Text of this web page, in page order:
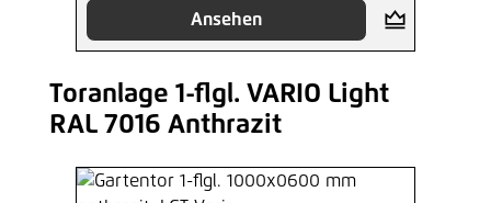
Ansehen
Produktgalerie überspringen
Toranlage 1-flgl. VARIO Light
RAL 7016 Anthrazit